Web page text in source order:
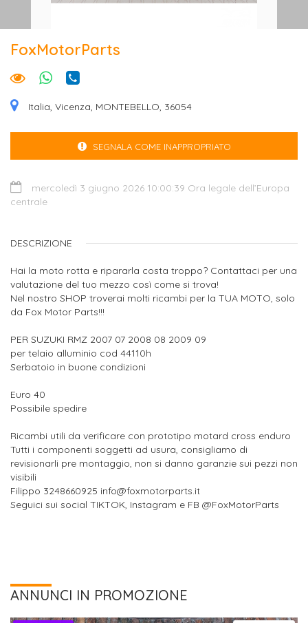
FoxMotorParts
Italia, Vicenza, MONTEBELLO, 36054
SEGNALA COME INAPPROPRIATO
mercoledì 3 giugno 2026 10:00:39 Ora legale dell’Europa
centrale
DESCRIZIONE
Hai la moto rotta e ripararla costa troppo? Contattaci per una
valutazione del tuo mezzo così come si trova!
Nel nostro SHOP troverai molti ricambi per la TUA MOTO, solo
da Fox Motor Parts!!!
PER SUZUKI RMZ 2007 07 2008 08 2009 09
per telaio alluminio cod 44110h
Serbatoio in buone condizioni
Euro 40
Possibile spedire
Ricambi utili da verificare con prototipo motard cross enduro
Tutti i componenti soggetti ad usura, consigliamo di
revisionarli pre montaggio, non si danno garanzie sui pezzi non
visibili
Filippo 3248660925 info@foxmotorparts.it
Seguici sui social TIKTOK, Instagram e FB @FoxMotorParts
ANNUNCI IN PROMOZIONE